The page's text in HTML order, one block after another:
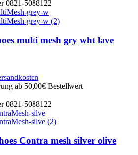
0821-5088122
multi mesh gry wht lave
ab 50,00€ Bestellwert
0821-5088122
Contra mesh silver olive